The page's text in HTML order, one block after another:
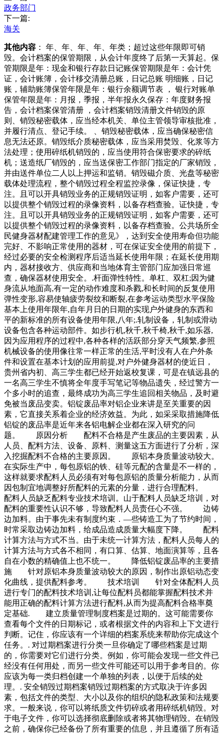
政务部门
下一篇:
海关
其他内容 ： 年、年、年、年、年类；超过这些年限即可销
毁。会计档案的保管期限，从会计年度终了后第一天算起。保
管期限是年：现金和银行存款日记账保管期限是年：会计凭
证，会计账簿，会计移交清册总账，日记总账 明细账，日记
账，辅助账簿保管年限是年：银行余额调节表 ， 银行对账单
保管年限是年：月报，季报，半年报永久保存：年度财务报
告，会计档案保管清册 ，会计档案销毁清册文件销毁的原
则、销毁秘密载体，应当经本机关、单位主管领导审核批准，
并履行清点、登记手续。 、销毁秘密载体，应当确保秘密信
息无法还原。销毁纸介质秘密载体，应当采用焚毁、化浆等方
法处理；使用碎纸机销毁的，应当使用符合保密要求的碎纸
机；送造纸厂销毁的，应当送保密工作部门指定的厂家销毁，
并由送件单位二人以上押运和监销。销毁磁介质、光盘等秘密
载体处理流程，整个销毁过程全程监控录像，保证快捷，专
注。且可以开具销毁业务的正规销毁证明，如客户需要，还可
以提供整个销毁过程的录像资料，以备存档查验。证快捷，专
注。且可以开具销毁业务的正规销毁证明，如客户需要，还可
以提供整个销毁过程的录像资料，以备存档查验。公共场所全
民健身器材配建管理工作的意见》，达到安全使用寿命但功能
完好、不影响正常使用的器材，可在保证安全使用的前提下，
经过必要的安全检测程序后适当延长使用年限；在延长使用期
内，器材接收方、供应商和当地体育主管部门应加强日常巡
查，确保器材使用安全。.杆面弹性特性。单杠、双杠;因为健
身流从地面高,有一定的动作难度和杀戮,和长时间的反复使用
弹性变形,容易使轴疲劳裂纹和断裂,在参考运动类型水平保险
基本上使用年限年,自年月日的日期的实现户外健身的东西和
平的新标准的所有设备使用年限,八年;.轧制设备，轧制或滑动
设备包含各种运动部件。如步行机,秋千,秋千椅,秋千,如乐器,
因为应用程序的过程中,各种各样的活跃部分穿天气频繁,参照
机械设备的使用像往常一样正常的生活,平时没有人在户外条
件和设置在基本计划的应用前提,对户外健身器材的使近日，
贵州省内初、高三学生都已经开始返校复课，可是在镇远县的
一名高三学生不慎将全年度手写笔记等物品遗失，经过警方一
个多小时的追查，最终成功为高三学生追回相关物品，及时避
免被当废品变卖。铝锭废品率对铝企业来讲是至关重要的因
素，它直接关系着企业的经济效益。为此，如采采取措施降低
铝锭的废品率是近年来各铝电解企业都在深入研究的问
题。 原因分析 配料不合格是产生废品的主要因素，从
人员、配料方法、设备、原料、测量这五方面进行了分析，深
入挖掘配料不合格的主要原因。 原铝本身质量波动较大。
在实际生产中，每包原铝的铁、硅等元配的含量是不一样的，
这样就要求配料人员必须有对每包原铝的质量分析能力，从而
因包制宜地调整好所配料的元素的分量．进行合理配料。
配料人员缺乏配料专业技术培训。山于配料人员缺乏培训，对
配料的重要性认识不够，导致配料人员责任心不强。 边铸
边加料。由于事先未有制度约束．—些铸造工为了节约时间，
时常采取边铸边加料，给成品造成质量大幅度下降。 配料
计算方法与方式不当。由于未统一计算方法，配料人员每人的
计算方法与方式各不相同，有口算、估算、地面演算等，且各
自在小数的精确值上也不统一。 降低铝锭废品率的主要措
施 针对原铝本身质量波动较大的原因，制作出原铝动态变
化曲线，提供配料参考。 技术培训 针对全体配料人员
进行专门的配料技术培训,让每位配料员都能掌握配料技术并
能用正确的配料计算方法进行配料,从而为提高配料合格率奠
定基础. 建立质量管理制度档案是过期的。这可能需要你
查看每个文件的日期标记，或者根据文件的内容和上下文进行
判断。记住，你应该有一个详细的档案系统来帮助你完成这个
任务。. 对过期档案进行分类一旦你确定了哪些档案是过期
的，你需要对它们进行分类。例如，你可能会发现一些文件已
经没有任何用处，而另一些文件可能还可以用于参考目的。你
应该为每一类归档创建一个单独的列表，以便于后续的处
理。. 安全销毁过期档案销毁过期档案的方式取决于许多因
素，包括文件的类型、大小以及你的组织的隐私政策和法规要
求。一般来说，你可以将纸质文件切碎或者用碎纸机销毁。对
于电子文件，你可以选择彻底删除或者将其物理销毁。在销毁
之前，确保你已经备份了所有重要的信息，并且遵循了所有适